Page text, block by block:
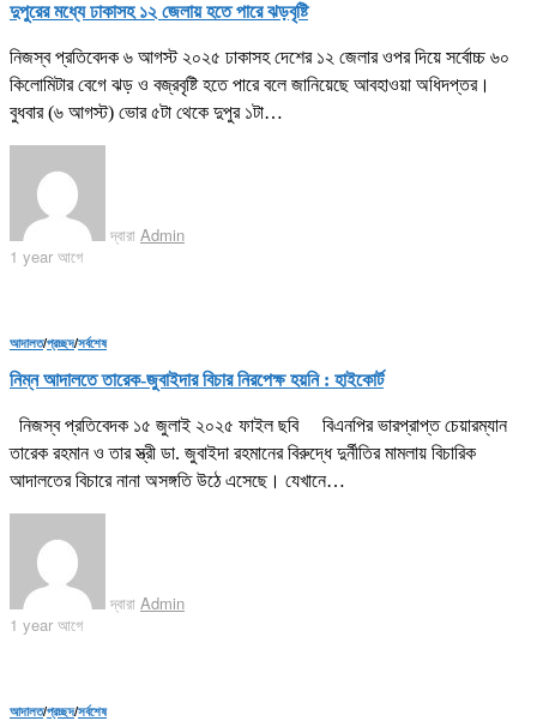
দুপুরের মধ্যে ঢাকাসহ ১২ জেলায় হতে পারে ঝড়বৃষ্টি
নিজস্ব প্রতিবেদক ৬ আগস্ট ২০২৫ ঢাকাসহ দেশের ১২ জেলার ওপর দিয়ে সর্বোচ্চ ৬০
কিলোমিটার বেগে ঝড় ও বজ্রবৃষ্টি হতে পারে বলে জানিয়েছে আবহাওয়া অধিদপ্তর।
বুধবার (৬ আগস্ট) ভোর ৫টা থেকে দুপুর ১টা…
দ্বারা Admin
1 year আগে
আদালত/প্রচ্ছদ/সর্বশেষ
নিম্ন আদালতে তারেক-জুবাইদার বিচার নিরপেক্ষ হয়নি : হাইকোর্ট
নিজস্ব প্রতিবেদক ১৫ জুলাই ২০২৫ ফাইল ছবি বিএনপির ভারপ্রাপ্ত চেয়ারম্যান
তারেক রহমান ও তার স্ত্রী ডা. জুবাইদা রহমানের বিরুদ্ধে দুর্নীতির মামলায় বিচারিক
আদালতের বিচারে নানা অসঙ্গতি উঠে এসেছে। যেখানে…
দ্বারা Admin
1 year আগে
আদালত/প্রচ্ছদ/সর্বশেষ